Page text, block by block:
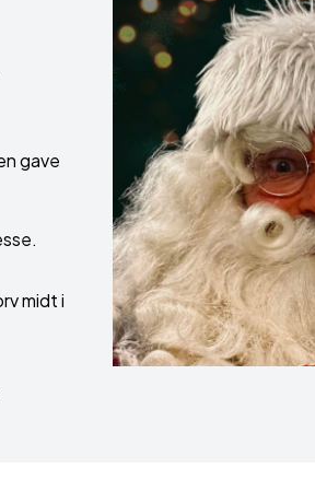
gave
midt i